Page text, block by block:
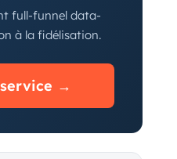
full-funnel data-
à la fidélisation.
→